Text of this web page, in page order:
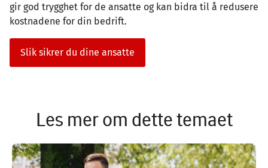
gir god trygghet for de ansatte og kan bidra til å redusere
kostnadene for din bedrift.
Slik sikrer du dine ansatte
Les mer om dette temaet